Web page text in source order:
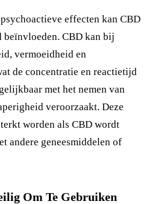
effecten kan CBD
beïnvloeden. CBD kan bij
vermoeidheid en
de concentratie en reactietijd
met het nemen van
veroorzaakt. Deze
worden als CBD wordt
andere geneesmiddelen of
Om Te Gebruiken